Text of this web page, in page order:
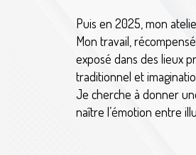
Puis en 2025, mon
Mon travail,
exposé dans des lieux
traditionnel et
Je cherche à donner
naître l’émotion entre